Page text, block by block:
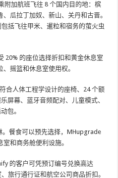
附加航班飞往 8 个国内目的地：槟
瓜拉丁加奴、新山、关丹和古晋。
括飞往甲米、暹粒和宿务的萤火虫
20% 的座位选择折扣和黄金休息室
摇篮和休息室使用权。
合人体工程学设计的座椅、24 个额
屏幕、蓝牙音频配对、儿童模式、
包。
。餐食可以预先选择，MHupgrade
和商务舱便利设施。
的客户可凭预订编号兑换高达
旅行通行证和航空公司商品折扣。